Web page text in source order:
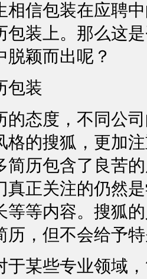
信包装在应聘中
包装上。那么这
脱颖而出呢？
装
态度，不同公司
格的搜狐，更加
简历包含了良苦
真正关注的仍然
等等内容。搜狐
历，但不会给予
某些专业领域，